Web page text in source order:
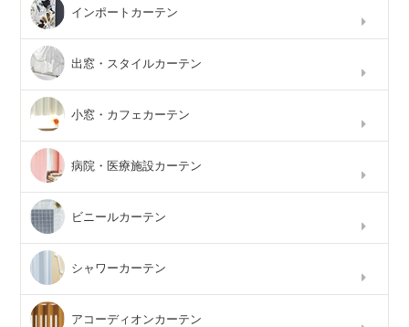
インポートカーテン
出窓・スタイルカーテン
小窓・カフェカーテン
病院・医療施設カーテン
ビニールカーテン
シャワーカーテン
アコーディオンカーテン